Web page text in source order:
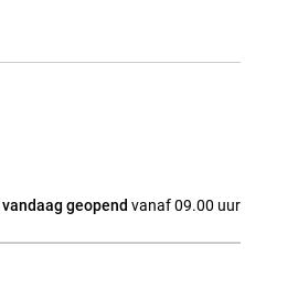
vandaag geopend vanaf 09.00 uur